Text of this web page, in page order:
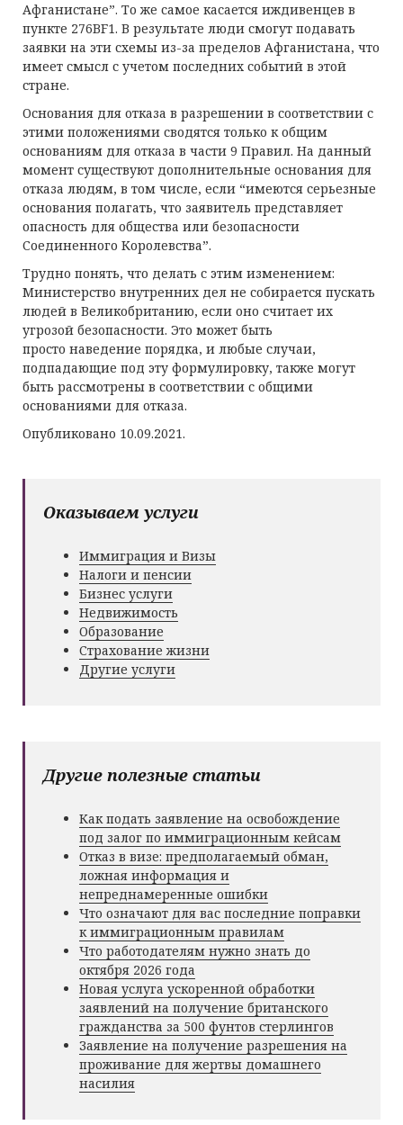
Афганистане”. То же самое касается иждивенцев в
пункте 276BF1. В результате люди смогут подавать
заявки на эти схемы из-за пределов Афганистана, что
имеет смысл с учетом последних событий в этой
стране.
Основания для отказа в разрешении в соответствии с
этими положениями сводятся только к общим
основаниям для отказа в части 9 Правил. На данный
момент существуют дополнительные основания для
отказа людям, в том числе, если “имеются серьезные
основания полагать, что заявитель представляет
опасность для общества или безопасности
Соединенного Королевства”.
Трудно понять, что делать с этим изменением:
Министерство внутренних дел не собирается пускать
людей в Великобританию, если оно считает их
угрозой безопасности. Это может быть
просто наведение порядка, и любые случаи,
подпадающие под эту формулировку, также могут
быть рассмотрены в соответствии с общими
основаниями для отказа.
Опубликовано 10.09.2021.
Оказываем услуги
Иммиграция и Визы
Налоги и пенсии
Бизнес услуги
Недвижимость
Образование
Страхование жизни
Другие услуги
Другие полезные статьи
Как подать заявление на освобождение
под залог по иммиграционным кейсам
Отказ в визе: предполагаемый обман,
ложная информация и
непреднамеренные ошибки
Что означают для вас последние поправки
к иммиграционным правилам
Что работодателям нужно знать до
октября 2026 года
Новая услуга ускоренной обработки
заявлений на получение британского
гражданства за 500 фунтов стерлингов
Заявление на получение разрешения на
проживание для жертвы домашнего
насилия